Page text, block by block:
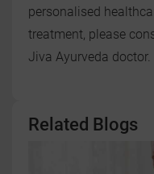
personalised
treatment, please
Jiva Ayurveda doctor.
Related Blogs